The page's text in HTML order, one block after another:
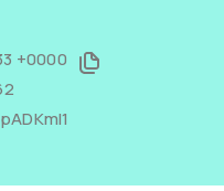
+0000